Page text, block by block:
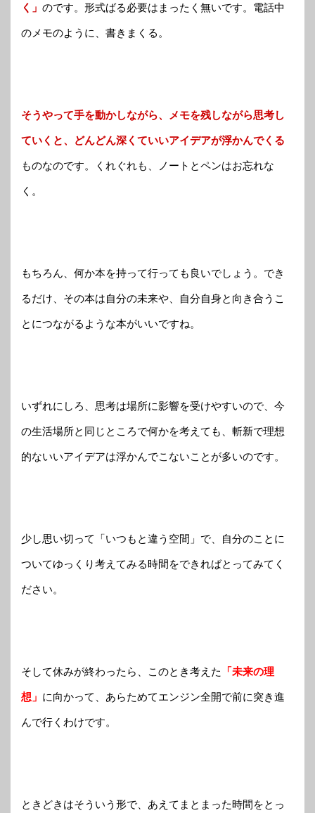
く」 のです。形式ばる必要はまったく無いです。電話中
のメモのように、書きまくる。
そうやって手を動かしながら、メモを残しながら思考し
ていくと、どんどん深くていいアイデアが浮かんでくる
ものなのです。くれぐれも、ノートとペンはお忘れな
く。
もちろん、何か本を持って行っても良いでしょう。でき
るだけ、その本は自分の未来や、自分自身と向き合うこ
とにつながるような本がいいですね。
いずれにしろ、思考は場所に影響を受けやすいので、今
の生活場所と同じところで何かを考えても、斬新で理想
的ないいアイデアは浮かんでこないことが多いのです。
少し思い切って「いつもと違う空間」で、自分のことに
ついてゆっくり考えてみる時間をできればとってみてく
ださい。
そして休みが終わったら、このとき考えた 「未来の理
想」 に向かって、あらためてエンジン全開で前に突き進
んで行くわけです。
ときどきはそういう形で、あえてまとまった時間をとっ